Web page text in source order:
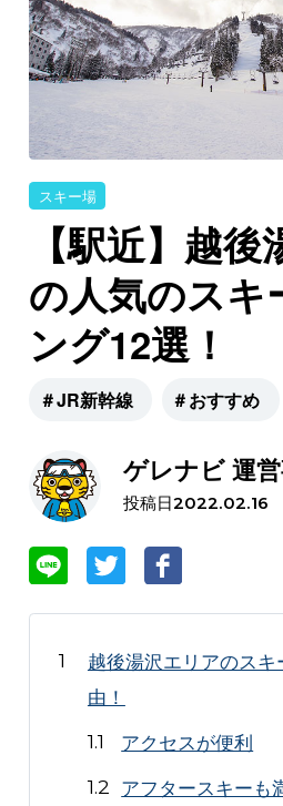
スキー場
【駅近】越
の人気のスキ
ング12選！
＃JR新幹線 ＃おすすめ
ゲレナビ 運
投稿日2022.02.16
越後湯沢エリアのス
由！
アクセスが便利
アフタースキーも